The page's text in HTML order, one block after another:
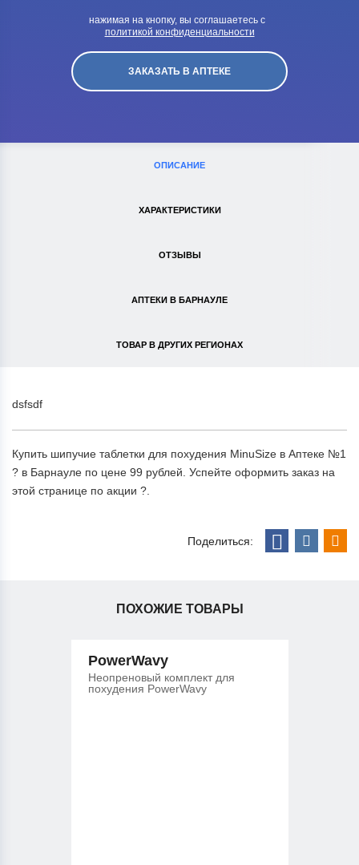
нажимая на кнопку, вы соглашаетесь с
политикой конфиденциальности
ОПИСАНИЕ
ХАРАКТЕРИСТИКИ
ОТЗЫВЫ
АПТЕКИ В БАРНАУЛЕ
ТОВАР В ДРУГИХ РЕГИОНАХ
dsfsdf
Купить шипучие таблетки для похудения MinuSize в Аптеке №1
? в Барнауле по цене 99 рублей. Успейте оформить заказ на
этой странице по акции ?.
Поделиться:
ПОХОЖИЕ ТОВАРЫ
PowerWavy
Неопреновый комплект для
похудения PowerWavy